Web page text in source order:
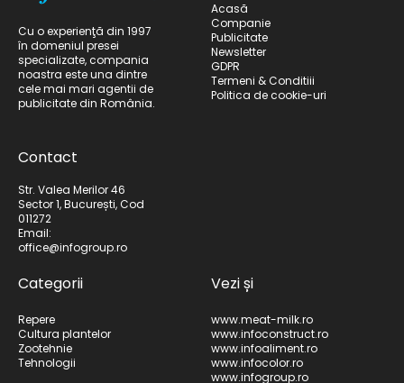
Cu o experienţă din 1997
în domeniul presei
specializate, compania
noastra este una dintre
cele mai mari agentii de
publicitate din România.
Contact
Str. Valea Merilor 46
Sector 1, București, Cod
011272
Email:
office@infogroup.ro
Acasă
Companie
Publicitate
Newsletter
GDPR
Termeni & Conditiii
Politica de cookie-uri
Categorii
Repere
Cultura plantelor
Zootehnie
Tehnologii
Vezi și
www.meat-milk.ro
www.infoconstruct.ro
www.infoaliment.ro
www.infocolor.ro
www.infogroup.ro